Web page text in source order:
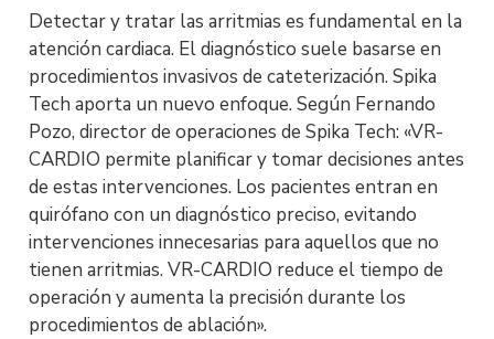
Detectar y tratar las arritmias es fundamental en la
atención cardiaca. El diagnóstico suele basarse en
procedimientos invasivos de cateterización. Spika
Tech aporta un nuevo enfoque. Según Fernando
Pozo, director de operaciones de Spika Tech: «VR-
CARDIO permite planificar y tomar decisiones antes
de estas intervenciones. Los pacientes entran en
quirófano con un diagnóstico preciso, evitando
intervenciones innecesarias para aquellos que no
tienen arritmias. VR-CARDIO reduce el tiempo de
operación y aumenta la precisión durante los
procedimientos de ablación».